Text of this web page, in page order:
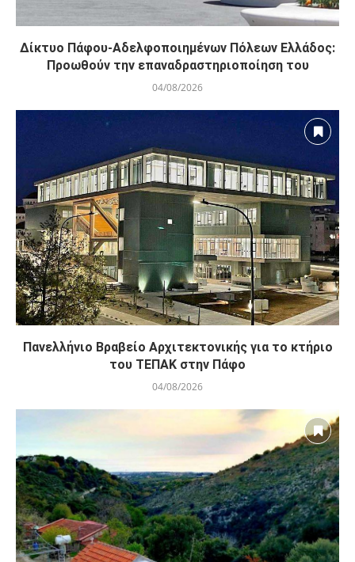
Δίκτυο Πάφου-Αδελφοποιημένων Πόλεων Ελλάδος:
Προωθούν την επαναδραστηριοποίηση του
04/08/2026
Πανελλήνιο Βραβείο Αρχιτεκτονικής για το κτήριο
του ΤΕΠΑΚ στην Πάφο
04/08/2026